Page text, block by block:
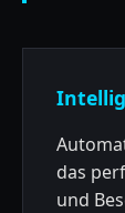
das
und